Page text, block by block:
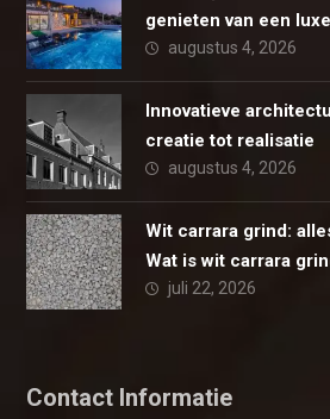
genieten van een
augustus 4, 2026
Innovatieve
creatie tot realisatie
augustus 4, 2026
Wit carrara grind:
Wat is wit carrara
juli 22, 2026
Contact Informatie